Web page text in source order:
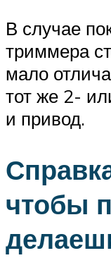
В случае
триммера
мало
тот же 2-
и привод.
чтобы